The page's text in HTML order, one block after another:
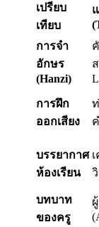
เปรียบ
เทียบ
การจำ
อักษร
(Hanzi)
การฝึก
ออกเสียง
บรรยากาศ
ห้องเรียน
บทบาท
ของครู